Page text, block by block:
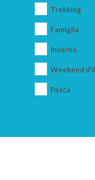
Trekking
Famiglia
Inverno
Weekend
Pesca